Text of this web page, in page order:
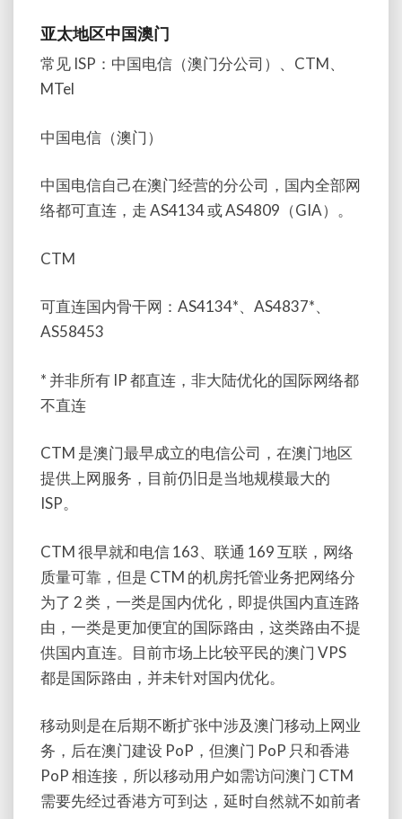
亚太地区中国澳门
常见 ISP：中国电信（澳门分公司）、CTM、
MTel
中国电信（澳门）
中国电信自己在澳门经营的分公司，国内全部网
络都可直连，走 AS4134 或 AS4809（GIA）。
CTM
可直连国内骨干网：AS4134*、AS4837*、
AS58453
* 并非所有 IP 都直连，非大陆优化的国际网络都
不直连
CTM 是澳门最早成立的电信公司，在澳门地区
提供上网服务，目前仍旧是当地规模最大的
ISP。
CTM 很早就和电信 163、联通 169 互联，网络
质量可靠，但是 CTM 的机房托管业务把网络分
为了 2 类，一类是国内优化，即提供国内直连路
由，一类是更加便宜的国际路由，这类路由不提
供国内直连。目前市场上比较平民的澳门 VPS
都是国际路由，并未针对国内优化。
移动则是在后期不断扩张中涉及澳门移动上网业
务，后在澳门建设 PoP，但澳门 PoP 只和香港
PoP 相连接，所以移动用户如需访问澳门 CTM
需要先经过香港方可到达，延时自然就不如前者